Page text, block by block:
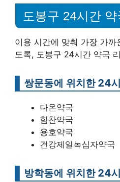
도봉구 24시간 약
이용 시간에 맞춰 가장 가까
도록, 도봉구 24시간 약국
쌍문동에 위치한 24
다온약국
힘찬약국
용호약국
건강제일녹십자약국
방학동에 위치한 24